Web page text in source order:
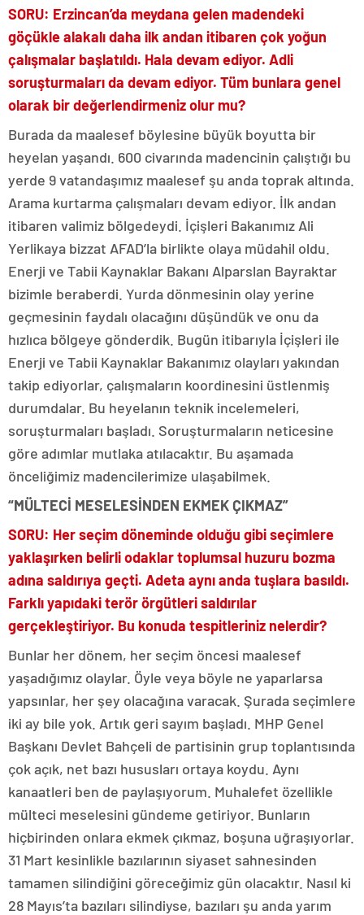
SORU: Erzincan’da meydana gelen madendeki
göçükle alakalı daha ilk andan itibaren çok yoğun
çalışmalar başlatıldı. Hala devam ediyor. Adli
soruşturmaları da devam ediyor. Tüm bunlara genel
olarak bir değerlendirmeniz olur mu?
Burada da maalesef böylesine büyük boyutta bir
heyelan yaşandı. 600 civarında madencinin çalıştığı bu
yerde 9 vatandaşımız maalesef şu anda toprak altında.
Arama kurtarma çalışmaları devam ediyor. İlk andan
itibaren valimiz bölgedeydi. İçişleri Bakanımız Ali
Yerlikaya bizzat AFAD’la birlikte olaya müdahil oldu.
Enerji ve Tabii Kaynaklar Bakanı Alparslan Bayraktar
bizimle beraberdi. Yurda dönmesinin olay yerine
geçmesinin faydalı olacağını düşündük ve onu da
hızlıca bölgeye gönderdik. Bugün itibarıyla İçişleri ile
Enerji ve Tabii Kaynaklar Bakanımız olayları yakından
takip ediyorlar, çalışmaların koordinesini üstlenmiş
durumdalar. Bu heyelanın teknik incelemeleri,
soruşturmaları başladı. Soruşturmaların neticesine
göre adımlar mutlaka atılacaktır. Bu aşamada
önceliğimiz madencilerimize ulaşabilmek.
“MÜLTECİ MESELESİNDEN EKMEK ÇIKMAZ”
SORU: Her seçim döneminde olduğu gibi seçimlere
yaklaşırken belirli odaklar toplumsal huzuru bozma
adına saldırıya geçti. Adeta aynı anda tuşlara basıldı.
Farklı yapıdaki terör örgütleri saldırılar
gerçekleştiriyor. Bu konuda tespitleriniz nelerdir?
Bunlar her dönem, her seçim öncesi maalesef
yaşadığımız olaylar. Öyle veya böyle ne yaparlarsa
yapsınlar, her şey olacağına varacak. Şurada seçimlere
iki ay bile yok. Artık geri sayım başladı. MHP Genel
Başkanı Devlet Bahçeli de partisinin grup toplantısında
çok açık, net bazı hususları ortaya koydu. Aynı
kanaatleri ben de paylaşıyorum. Muhalefet özellikle
mülteci meselesini gündeme getiriyor. Bunların
hiçbirinden onlara ekmek çıkmaz, boşuna uğraşıyorlar.
31 Mart kesinlikle bazılarının siyaset sahnesinden
tamamen silindiğini göreceğimiz gün olacaktır. Nasıl ki
28 Mayıs’ta bazıları silindiyse, bazıları şu anda yarım